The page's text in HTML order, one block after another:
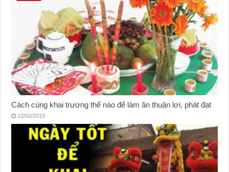
Cách cúng khai trương thế nào để làm ăn thuận lợi, phát đạt
12/02/2019